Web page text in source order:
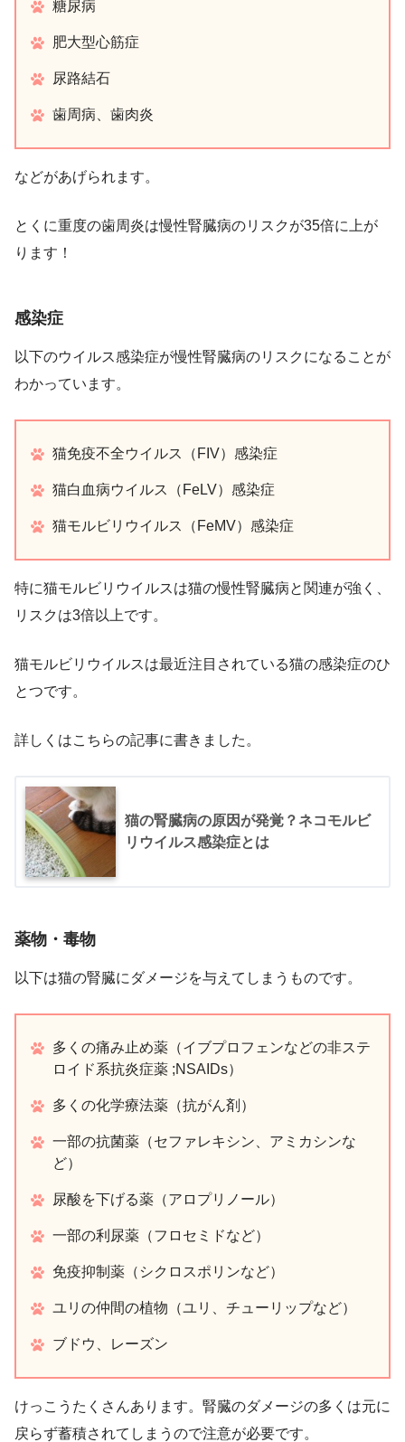
糖尿病
肥大型心筋症
尿路結石
歯周病、歯肉炎
などがあげられます。
とくに重度の歯周炎は慢性腎臓病のリスクが35倍に上が
ります！
感染症
以下のウイルス感染症が慢性腎臓病のリスクになることが
わかっています。
猫免疫不全ウイルス（FIV）感染症
猫白血病ウイルス（FeLV）感染症
猫モルビリウイルス（FeMV）感染症
特に猫モルビリウイルスは猫の慢性腎臓病と関連が強く、
リスクは3倍以上です。
猫モルビリウイルスは最近注目されている猫の感染症のひ
とつです。
詳しくはこちらの記事に書きました。
猫の腎臓病の原因が発覚？ネコモルビ
リウイルス感染症とは
薬物・毒物
以下は猫の腎臓にダメージを与えてしまうものです。
多くの痛み止め薬（イブプロフェンなどの非ステ
ロイド系抗炎症薬 ;NSAIDs）
多くの化学療法薬（抗がん剤）
一部の抗菌薬（セファレキシン、アミカシンな
ど）
尿酸を下げる薬（アロプリノール）
一部の利尿薬（フロセミドなど）
免疫抑制薬（シクロスポリンなど）
ユリの仲間の植物（ユリ、チューリップなど）
ブドウ、レーズン
けっこうたくさんあります。腎臓のダメージの多くは元に
戻らず蓄積されてしまうので注意が必要です。